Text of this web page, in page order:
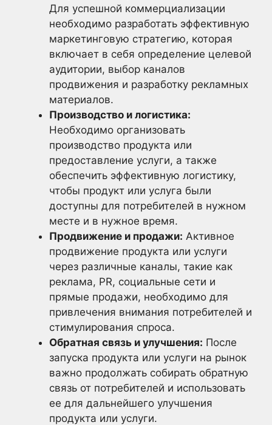
Для успешной коммерциализации
необходимо разработать эффективную
маркетинговую стратегию, которая
включает в себя определение целевой
аудитории, выбор каналов
продвижения и разработку рекламных
материалов.
Производство и логистика:
Необходимо организовать
производство продукта или
предоставление услуги, а также
обеспечить эффективную логистику,
чтобы продукт или услуга были
доступны для потребителей в нужном
месте и в нужное время.
Продвижение и продажи: Активное
продвижение продукта или услуги
через различные каналы, такие как
реклама, PR, социальные сети и
прямые продажи, необходимо для
привлечения внимания потребителей и
стимулирования спроса.
Обратная связь и улучшения: После
запуска продукта или услуги на рынок
важно продолжать собирать обратную
связь от потребителей и использовать
ее для дальнейшего улучшения
продукта или услуги.